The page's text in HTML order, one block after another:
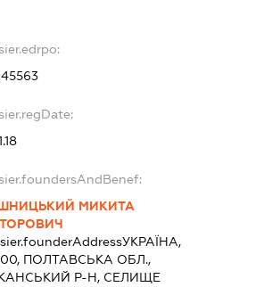
МИКИТА
УКРАЇНА,
ПОЛТАВСЬКА ОБЛ.,
Р-Н, СЕЛИЩЕ